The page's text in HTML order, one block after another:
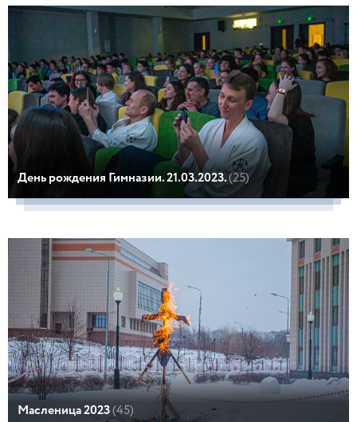
День рождения Гимназии. 21.03.2023.(25)
Масленица 2023(45)